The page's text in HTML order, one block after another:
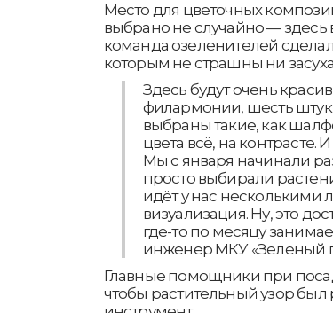
Место для цветочных
выбрано не случайно — здесь
команда озеленителей
которым не страшны ни
Здесь будут очень
филармонии, шесть
выбраны такие, как
цвета всё, на контрасте.
Мы с января начинали
просто выбирали
идёт у нас несколькими
визуализация. Ну, это
где-то по месяцу
инженер МКУ «Зеленый
Главные помощники при
чтобы растительный узор